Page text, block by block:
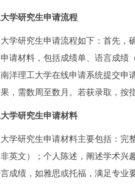
学研究生申请流程
学研究生申请流程如下：首先
请材料，包括成绩单、语言成绩
洋理工大学在线申请系统提交申
，需数周至数月。若获录取，按
学研究生申请材料
学研究生申请材料主要包括：完
英文）；个人陈述，阐述学术兴
成绩，如雅思或托福，满足专业